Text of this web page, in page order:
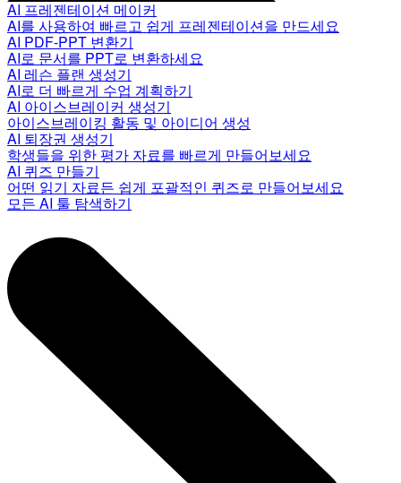
AI 프레젠테이션 메이커
AI를 사용하여 빠르고 쉽게 프레젠테이션을 만드세요
AI PDF-PPT 변환기
AI로 문서를 PPT로 변환하세요
AI 레슨 플랜 생성기
AI로 더 빠르게 수업 계획하기
AI 아이스브레이커 생성기
아이스브레이킹 활동 및 아이디어 생성
AI 퇴장권 생성기
학생들을 위한 평가 자료를 빠르게 만들어보세요
AI 퀴즈 만들기
어떤 읽기 자료든 쉽게 포괄적인 퀴즈로 만들어보세요
모든 AI 툴 탐색하기